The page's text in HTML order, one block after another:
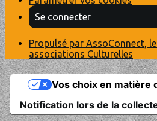
Se connecter
Propulsé par AssoConnect,
associations Culturelles
Notification lors de la
Vos choix en matière